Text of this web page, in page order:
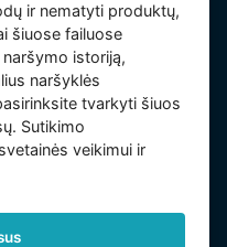
teisme, C skyriuje,
numeris: 26150808,
ir nematyti produktų,
šiuose failuose
istoriją,
naršyklės
tvarkyti šiuos
Sutikimo
veikimui ir